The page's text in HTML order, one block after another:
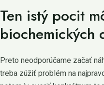
Ten istý pocit
biochemických
Preto neodporúčame začať
treba zúžiť problém na